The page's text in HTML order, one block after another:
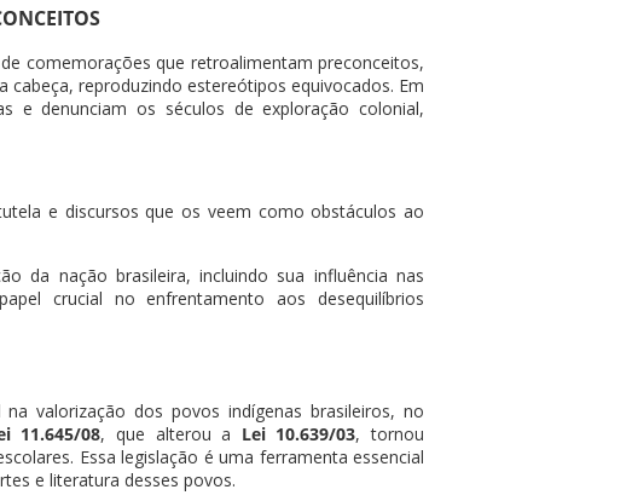
comemorações que retroalimentam preconceitos,
reproduzindo estereótipos equivocados. Em
e denunciam os séculos de exploração colonial,
e discursos que os veem como obstáculos ao
da nação brasileira, incluindo sua influência nas
crucial no enfrentamento aos desequilíbrios
valorização dos povos indígenas brasileiros, no
11.645/08, que alterou a Lei 10.639/03, tornou
Essa legislação é uma ferramenta essencial
e literatura desses povos.